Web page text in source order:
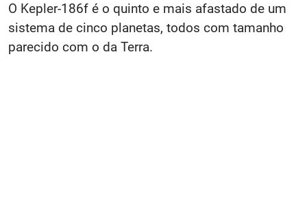
O Kepler-186f é o quinto e mais afastado de um
sistema de cinco planetas, todos com tamanho
parecido com o da Terra.